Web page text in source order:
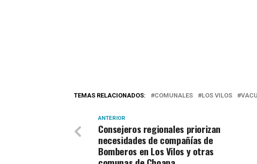
TEMAS RELACIONADOS: COMUNALES LOS VILOS
ANTERIOR
Consejeros regionales priorizan
necesidades de compañías de
Bomberos en Los Vilos y otras